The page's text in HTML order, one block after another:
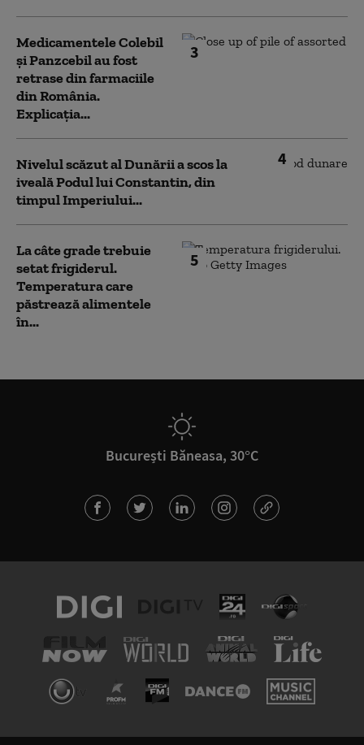
3
Medicamentele Colebil
și Panzcebil au fost
retrase din farmaciile
din România.
Explicația...
4
Nivelul scăzut al Dunării a scos la
iveală Podul lui Constantin, din
timpul Imperiului...
5
La câte grade trebuie
setat frigiderul.
Temperatura care
păstrează alimentele
în...
București Băneasa, 30°C